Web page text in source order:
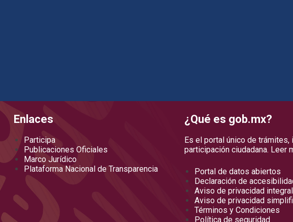
Enlaces
Participa
Publicaciones Oficiales
Marco Jurídico
Plataforma Nacional de Transparencia
¿Qué es gob.mx?
Es el portal único de trámites,
participación ciudadana. Leer
Portal de datos abiertos
Declaración de
Aviso de privacidad integral
Aviso de privacidad
Términos y Condiciones
Política de seguridad